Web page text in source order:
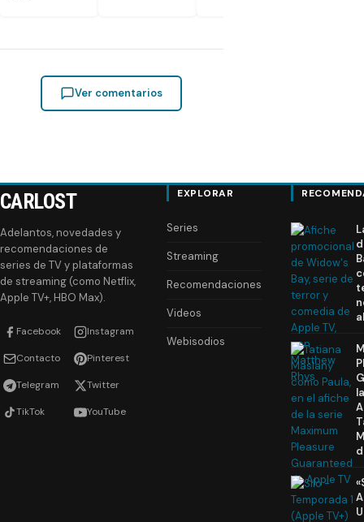
Ver comentarios
CARLOST
Adelantos, novedades y
recomendaciones de
series de TV y plataformas
de streaming (como Netflix,
Apple TV+, HBO Max).
Facebook Instagram
Contacto Pinterest
Telegram Twitter
TikTok YouTube
EXPLORAR
Series
Streaming
Recomendaciones
Videos
Webisodios